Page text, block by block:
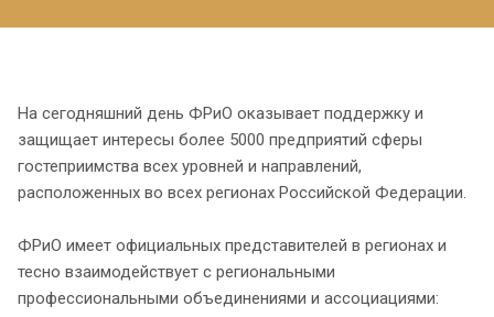
На сегодняшний день ФРиО оказывает поддержку и
защищает интересы более 5000 предприятий сферы
гостеприимства всех уровней и направлений,
расположенных во всех регионах Российской Федерации.
ФРиО имеет официальных представителей в регионах и
тесно взаимодействует с региональными
профессиональными объединениями и ассоциациями: